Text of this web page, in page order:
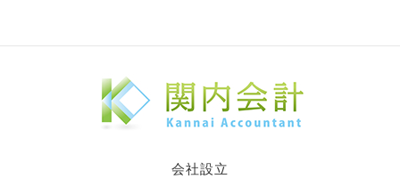
会社設立